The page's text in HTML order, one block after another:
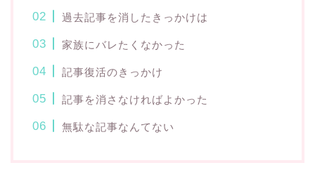
過去記事を消したきっかけは
家族にバレたくなかった
記事復活のきっかけ
記事を消さなければよかった
無駄な記事なんてない